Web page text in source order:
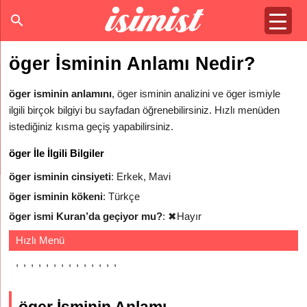
öger İsminin Anlamı Nedir?
öger isminin anlamını, öger isminin analizini ve öger ismiyle
ilgili birçok bilgiyi bu sayfadan öğrenebilirsiniz. Hızlı menüden
istediğiniz kısma geçiş yapabilirsiniz.
öger İle İlgili Bilgiler
öger isminin cinsiyeti: Erkek, Mavi
öger isminin kökeni: Türkçe
öger ismi Kuran’da geçiyor mu?: ✖Hayır
Hızlı Menü